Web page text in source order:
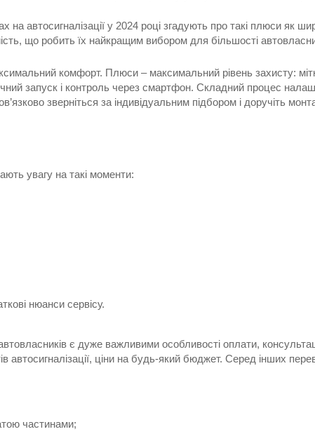
на автосигналізації у 2024 році згадують про такі плюси як
що робить їх найкращим вибором для більшості
комфорт. Плюси – максимальний рівень захисту:
запуск і контроль через смартфон. Складний процес
зверніться за індивідуальним підбором і доручіть
увагу на такі моменти:
нюанси сервісу.
є дуже важливими особливості оплати,
ціни на будь-який бюджет. Серед інших
частинами;